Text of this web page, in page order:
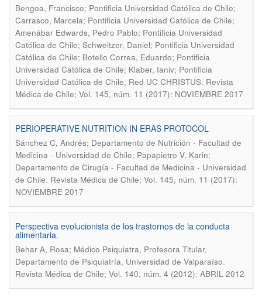
Bengoa, Francisco; Pontificia Universidad Católica de Chile;
Carrasco, Marcela; Pontificia Universidad Católica de Chile;
Amenábar Edwards, Pedro Pablo; Pontificia Universidad
Católica de Chile; Schweitzer, Daniel; Pontificia Universidad
Católica de Chile; Botello Correa, Eduardo; Pontificia
Universidad Católica de Chile; Klaber, Ianiv; Pontificia
Universidad Católica de Chile, Red UC CHRISTUS. Revista
Médica de Chile; Vol. 145, núm. 11 (2017): NOVIEMBRE 2017
PERIOPERATIVE NUTRITION IN ERAS PROTOCOL
Sánchez C, Andrés; Departamento de Nutrición - Facultad de
Medicina - Universidad de Chile; Papapietro V, Karin;
Departamento de Cirugía - Facultad de Medicina - Universidad
de Chile. Revista Médica de Chile; Vol. 145, núm. 11 (2017):
NOVIEMBRE 2017
Perspectiva evolucionista de los trastornos de la conducta
alimentaria.
Behar A, Rosa; Médico Psiquiatra, Profesora Titular,
Departamento de Psiquiatría, Universidad de Valparaíso.
Revista Médica de Chile; Vol. 140, núm. 4 (2012): ABRIL 2012